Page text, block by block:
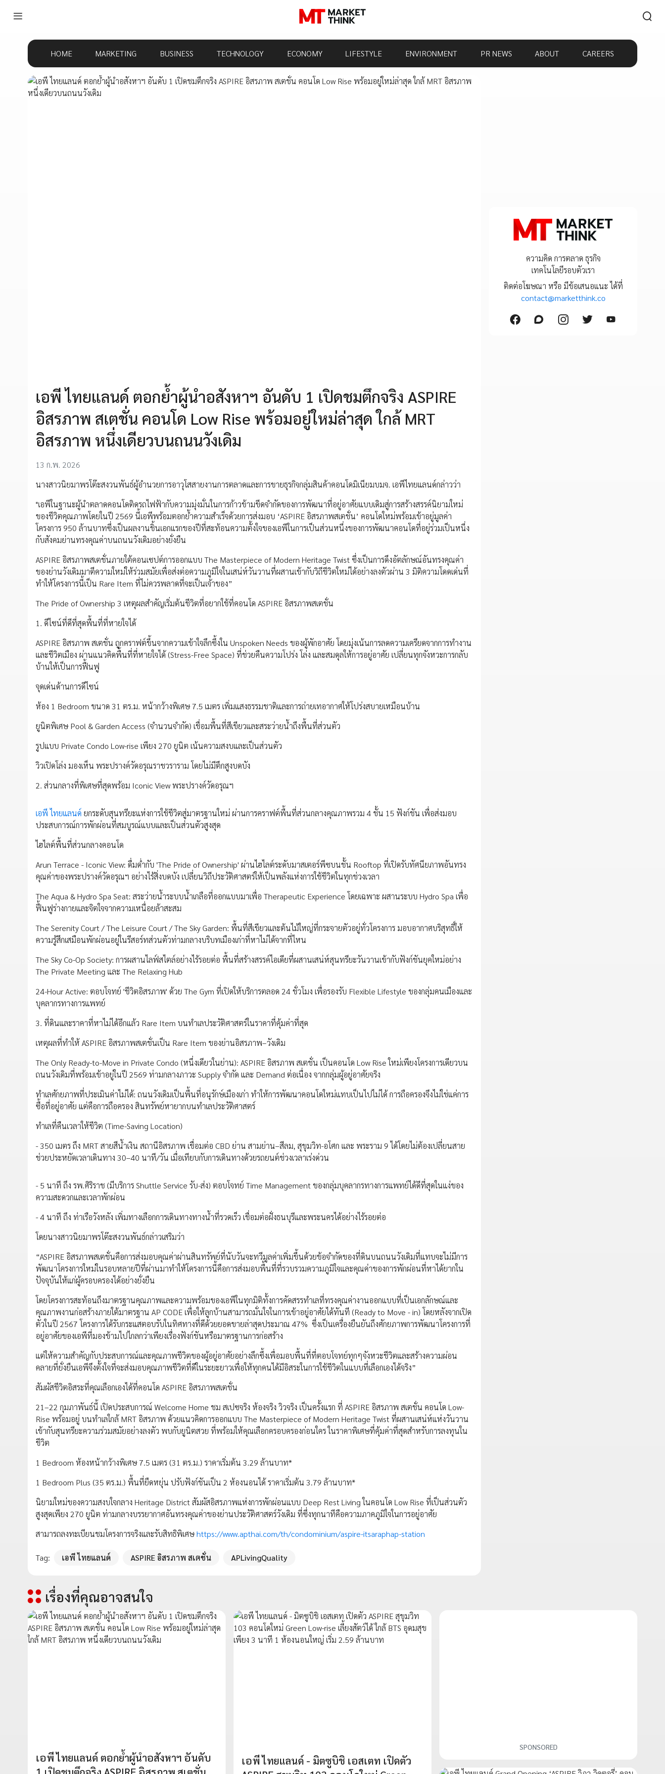
HOME MARKETING BUSINESS TECHNOLOGY ECONOMY LIFESTYLE ENVIRONMENT PR NEWS ABOUT CAREERS
เอพี ไทยแลนด์ ตอกย้ำผู้นำอสังหาฯ อันดับ 1 เปิดชมตึกจริง ASPIRE
อิสรภาพ สเตชั่น คอนโด Low Rise พร้อมอยู่ใหม่ล่าสุด ใกล้ MRT
อิสรภาพ หนึ่งเดียวบนถนนวังเดิม
13 ก.พ. 2026
นางสาวนิยมาพรโต๊ะสงวนพันธ์ผู้อำนวยการอาวุโสสายงานการตลาดและการขายธุรกิจกลุ่มสินค้าคอนโดมิเนียมบมจ. เอพีไทยแลนด์กล่าวว่า
"เอพีในฐานะผู้นำตลาดคอนโดติดรถไฟฟ้ากับความมุ่งมั่นในการก้าวข้ามขีดจำกัดของการพัฒนาที่อยู่อาศัยแบบเดิมสู่การสร้างสรรค์นิยามใหม่
ของชีวิตคุณภาพโดยในปี 2569 นี้เอพีพร้อมตอกย้ำความสำเร็จด้วยการส่งมอบ ‘ASPIRE อิสรภาพสเตชั่น’ คอนโดใหม่พร้อมเข้าอยู่มูลค่า
โครงการ 950 ล้านบาทซึ่งเป็นผลงานชิ้นเอกแรกของปีที่สะท้อนความตั้งใจของเอพีในการเป็นส่วนหนึ่งของการพัฒนาคอนโดที่อยู่ร่วมเป็นหนึ่ง
กับสังคมย่านทรงคุณค่าบนถนนวังเดิมอย่างยั่งยืน
ASPIRE อิสรภาพสเตชั่นภายใต้คอนเซปต์การออกแบบ The Masterpiece of Modern Heritage Twist ซึ่งเป็นการดึงอัตลักษณ์อันทรงคุณค่า
ของย่านวังเดิมมาตีความใหม่ให้ร่วมสมัยเพื่อส่งต่อความภูมิใจในเสน่ห์วันวานที่ผสานเข้ากับวิถีชีวิตใหม่ได้อย่างลงตัวผ่าน 3 มิติความโดดเด่นที่
ทำให้โครงการนี้เป็น Rare Item ที่ไม่ควรพลาดที่จะเป็นเจ้าของ”
The Pride of Ownership 3 เหตุผลสำคัญเริ่มต้นชีวิตที่อยากใช้ที่คอนโด ASPIRE อิสรภาพสเตชั่น
1. ดีไซน์ที่ดีที่สุดพื้นที่ที่หายใจได้
ASPIRE อิสรภาพ สเตชั่น ถูกคราฟต์ขึ้นจากความเข้าใจลึกซึ้งใน Unspoken Needs ของผู้พักอาศัย โดยมุ่งเน้นการลดความเครียดจากการทำงาน
และชีวิตเมือง ผ่านแนวคิดพื้นที่ที่หายใจได้ (Stress-Free Space) ที่ช่วยคืนความโปร่ง โล่ง และสมดุลให้การอยู่อาศัย เปลี่ยนทุกจังหวะการกลับ
บ้านให้เป็นการฟื้นฟู
จุดเด่นด้านการดีไซน์
ห้อง 1 Bedroom ขนาด 31 ตร.ม. หน้ากว้างพิเศษ 7.5 เมตร เพิ่มแสงธรรมชาติและการถ่ายเทอากาศให้โปร่งสบายเหมือนบ้าน
ยูนิตพิเศษ Pool & Garden Access (จำนวนจำกัด) เชื่อมพื้นที่สีเขียวและสระว่ายน้ำถึงพื้นที่ส่วนตัว
รูปแบบ Private Condo Low-rise เพียง 270 ยูนิต เน้นความสงบและเป็นส่วนตัว
วิวเปิดโล่ง มองเห็น พระปรางค์วัดอรุณราชวราราม โดยไม่มีตึกสูงบดบัง
2. ส่วนกลางที่พิเศษที่สุดพร้อม Iconic View พระปรางค์วัดอรุณฯ
เอพี ไทยแลนด์ ยกระดับสุนทรียะแห่งการใช้ชีวิตสู่มาตรฐานใหม่ ผ่านการคราฟต์พื้นที่ส่วนกลางคุณภาพรวม 4 ชั้น 15 ฟังก์ชัน เพื่อส่งมอบ
ประสบการณ์การพักผ่อนที่สมบูรณ์แบบและเป็นส่วนตัวสูงสุด
ไฮไลต์พื้นที่ส่วนกลางคอนโด
Arun Terrace - Iconic View: ดื่มด่ำกับ 'The Pride of Ownership' ผ่านไฮไลต์ระดับมาสเตอร์พีซบนชั้น Rooftop ที่เปิดรับทัศนียภาพอันทรง
คุณค่าของพระปรางค์วัดอรุณฯ อย่างไร้สิ่งบดบัง เปลี่ยนวิถีประวัติศาสตร์ให้เป็นพลังแห่งการใช้ชีวิตในทุกช่วงเวลา
The Aqua & Hydro Spa Seat: สระว่ายน้ำระบบน้ำเกลือที่ออกแบบมาเพื่อ Therapeutic Experience โดยเฉพาะ ผสานระบบ Hydro Spa เพื่อ
ฟื้นฟูร่างกายและจิตใจจากความเหนื่อยล้าสะสม
The Serenity Court / The Leisure Court / The Sky Garden: พื้นที่สีเขียวและต้นไม้ใหญ่ที่กระจายตัวอยู่ทั่วโครงการ มอบอากาศบริสุทธิ์ให้
ความรู้สึกเสมือนพักผ่อนอยู่ในรีสอร์ทส่วนตัวท่ามกลางบริบทเมืองเก่าที่หาไม่ได้จากที่ไหน
The Sky Co-Op Society: การผสานไลฟ์สไตล์อย่างไร้รอยต่อ พื้นที่สร้างสรรค์ไอเดียที่ผสานเสน่ห์สุนทรียะวันวานเข้ากับฟังก์ชันยุคใหม่อย่าง
The Private Meeting และ The Relaxing Hub
24-Hour Active: ตอบโจทย์ 'ชีวิตอิสรภาพ' ด้วย The Gym ที่เปิดให้บริการตลอด 24 ชั่วโมง เพื่อรองรับ Flexible Lifestyle ของกลุ่มคนเมืองและ
บุคลากรทางการแพทย์
3. ที่ดินและราคาที่หาไม่ได้อีกแล้ว Rare Item บนทำเลประวัติศาสตร์ในราคาที่คุ้มค่าที่สุด
เหตุผลที่ทำให้ ASPIRE อิสรภาพสเตชั่นเป็น Rare Item ของย่านอิสรภาพ–วังเดิม
The Only Ready-to-Move in Private Condo (หนึ่งเดียวในย่าน): ASPIRE อิสรภาพ สเตชั่น เป็นคอนโด Low Rise ใหม่เพียงโครงการเดียวบน
ถนนวังเดิมที่พร้อมเข้าอยู่ในปี 2569 ท่ามกลางภาวะ Supply จำกัด และ Demand ต่อเนื่อง จากกลุ่มผู้อยู่อาศัยจริง
ทำเลศักยภาพที่ประเมินค่าไม่ได้: ถนนวังเดิมเป็นพื้นที่อนุรักษ์เมืองเก่า ทำให้การพัฒนาคอนโดใหม่แทบเป็นไปไม่ได้ การถือครองจึงไม่ใช่แค่การ
ซื้อที่อยู่อาศัย แต่คือการถือครอง สินทรัพย์หายากบนทำเลประวัติศาสตร์
ทำเลที่คืนเวลาให้ชีวิต (Time-Saving Location)
- 350 เมตร ถึง MRT สายสีน้ำเงิน สถานีอิสรภาพ เชื่อมต่อ CBD ย่าน สามย่าน–สีลม, สุขุมวิท-อโศก และ พระราม 9 ได้โดยไม่ต้องเปลี่ยนสาย
ช่วยประหยัดเวลาเดินทาง 30–40 นาที/วัน เมื่อเทียบกับการเดินทางด้วยรถยนต์ช่วงเวลาเร่งด่วน
- 5 นาที ถึง รพ.ศิริราช (มีบริการ Shuttle Service รับ-ส่ง) ตอบโจทย์ Time Management ของกลุ่มบุคลากรทางการแพทย์ได้ดีที่สุดในแง่ของ
ความสะดวกและเวลาพักผ่อน
- 4 นาที ถึง ท่าเรือวังหลัง เพิ่มทางเลือกการเดินทางทางน้ำที่รวดเร็ว เชื่อมต่อฝั่งธนบุรีและพระนครได้อย่างไร้รอยต่อ
โดยนางสาวนิยมาพรโต๊ะสงวนพันธ์กล่าวเสริมว่า
“ASPIRE อิสรภาพสเตชั่นคือการส่งมอบคุณค่าผ่านสินทรัพย์ที่นับวันจะทวีมูลค่าเพิ่มขึ้นด้วยข้อจำกัดของที่ดินบนถนนวังเดิมที่แทบจะไม่มีการ
พัฒนาโครงการใหม่ในรอบหลายปีที่ผ่านมาทำให้โครงการนี้คือการส่งมอบพื้นที่ที่รวบรวมความภูมิใจและคุณค่าของการพักผ่อนที่หาได้ยากใน
ปัจจุบันให้แก่ผู้ครอบครองได้อย่างยั่งยืน
โดยโครงการสะท้อนถึงมาตรฐานคุณภาพและความพร้อมของเอพีในทุกมิติทั้งการคัดสรรทำเลที่ทรงคุณค่างานออกแบบที่เป็นเอกลักษณ์และ
คุณภาพงานก่อสร้างภายใต้มาตรฐาน AP CODE เพื่อให้ลูกบ้านสามารถมั่นใจในการเข้าอยู่อาศัยได้ทันที (Ready to Move - in) โดยหลังจากเปิด
ตัวในปี 2567 โครงการได้รับกระแสตอบรับในทิศทางที่ดีด้วยยอดขายล่าสุดประมาณ 47% ซึ่งเป็นเครื่องยืนยันถึงศักยภาพการพัฒนาโครงการที่
อยู่อาศัยของเอพีที่มองข้ามไปไกลกว่าเพียงเรื่องฟังก์ชันหรือมาตรฐานการก่อสร้าง
แต่ให้ความสำคัญกับประสบการณ์และคุณภาพชีวิตของผู้อยู่อาศัยอย่างลึกซึ้งเพื่อมอบพื้นที่ที่ตอบโจทย์ทุกๆจังหวะชีวิตและสร้างความผ่อน
คลายที่ยั่งยืนเอพีจึงตั้งใจที่จะส่งมอบคุณภาพชีวิตที่ดีในระยะยาวเพื่อให้ทุกคนได้มีอิสระในการใช้ชีวิตในแบบที่เลือกเองได้จริง”
สัมผัสชีวิตอิสระที่คุณเลือกเองได้ที่คอนโด ASPIRE อิสรภาพสเตชั่น
21–22 กุมภาพันธ์นี้ เปิดประสบการณ์ Welcome Home ชม สเปซจริง ห้องจริง วิวจริง เป็นครั้งแรก ที่ ASPIRE อิสรภาพ สเตชั่น คอนโด Low-
Rise พร้อมอยู่ บนทำเลใกล้ MRT อิสรภาพ ด้วยแนวคิดการออกแบบ The Masterpiece of Modern Heritage Twist ที่ผสานเสน่ห์แห่งวันวาน
เข้ากับสุนทรียะความร่วมสมัยอย่างลงตัว พบกับยูนิตสวย ที่พร้อมให้คุณเลือกครอบครองก่อนใคร ในราคาพิเศษที่คุ้มค่าที่สุดสำหรับการลงทุนใน
ชีวิต
1 Bedroom ห้องหน้ากว้างพิเศษ 7.5 เมตร (31 ตร.ม.) ราคาเริ่มต้น 3.29 ล้านบาท*
1 Bedroom Plus (35 ตร.ม.) พื้นที่ยืดหยุ่น ปรับฟังก์ชันเป็น 2 ห้องนอนได้ ราคาเริ่มต้น 3.79 ล้านบาท*
นิยามใหม่ของความสงบใจกลาง Heritage District สัมผัสอิสรภาพแห่งการพักผ่อนแบบ Deep Rest Living ในคอนโด Low Rise ที่เป็นส่วนตัว
สูงสุดเพียง 270 ยูนิต ท่ามกลางบรรยากาศอันทรงคุณค่าของย่านประวัติศาสตร์วังเดิม ที่ซึ่งทุกนาทีคือความภาคภูมิใจในการอยู่อาศัย
สามารถลงทะเบียนชมโครงการจริงและรับสิทธิพิเศษhttps://www.apthai.com/th/condominium/aspire-itsaraphap-station
Tag: เอพี ไทยแลนด์ ASPIRE อิสรภาพ สเตชั่น APLivingQuality
ความคิด การตลาด ธุรกิจ
เทคโนโลยีรอบตัวเรา
ติดต่อโฆษณา หรือ มีข้อเสนอแนะ ได้ที่
contact@marketthink.co
เรื่องที่คุณอาจสนใจ
เอพี ไทยแลนด์ ตอกย้ำผู้นำอสังหาฯ อันดับ
เอพี ไทยแลนด์ - มิตซูบิชิ เอสเตท เปิดตัว
SPONSORED